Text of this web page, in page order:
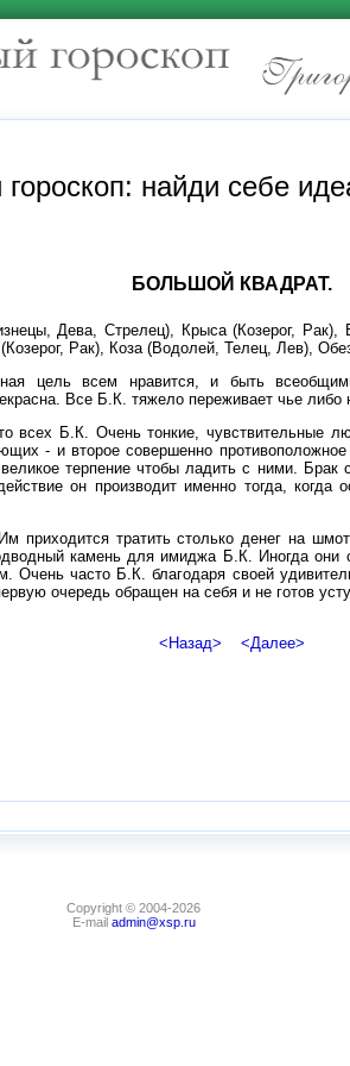
найди себе
БОЛЬШОЙ КВАДРАТ.
Дева, Стрелец), Крыса (Козерог,
Рак), Коза (Водолей, Телец, Лев),
цель всем нравится, и быть
Все Б.К. тяжело переживает чье либо
всех Б.К. Очень тонкие, чувствительные
- и второе совершенно
терпение чтобы ладить с ними.
он производит именно тогда,
тратить столько денег на
камень для имиджа Б.К. Иногда
часто Б.К. благодаря своей
очередь обращен на себя и не готов
<Назад> <Далее>
Copyright © 2004-2026
E-mail admin@xsp.ru